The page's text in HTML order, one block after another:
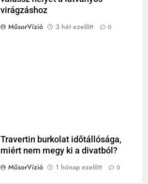
virágzáshoz
MűsorVízió
3 hét ezelőtt 0
Travertin burkolat időtállósága,
miért nem megy ki a divatból?
MűsorVízió
1 hónap ezelőtt 0